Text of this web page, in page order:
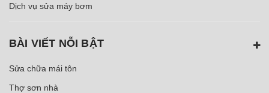
Dịch vụ sửa máy bơm
BÀI VIẾT NỖI BẬT
Sửa chữa mái tôn
Thợ sơn nhà